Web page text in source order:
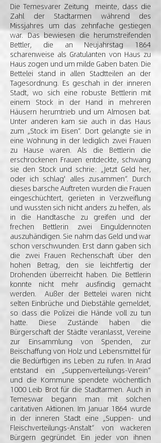
Die Temesvarer Zeitung meinte, dass die
Zahl der Stadtarmen während des
Missjahres um das zehnfache gestiegen
war. Das bewiesen die herumstreifenden
Bettler, die an Neujahrstag 1864
scharenweise als Gratulanten von Haus zu
Haus zogen und um milde Gaben baten. Die
Bettelei stand in allen Stadtteilen an der
Tagesordnung. Es geschah in der inneren
Stadt, wo sich eine robuste Bettlerin mit
einem Stock in der Hand in mehreren
Häusern herumtrieb und um Almosen bat.
Unter anderen kam sie auch in das Haus
zum „Stock im Eisen“. Dort gelangte sie in
eine Wohnung in der lediglich zwei Frauen
zu Hause waren. Als die Bettlerin die
erschrockenen Frauen entdeckte, schwang
sie den Stock und schrie: „Jetzt Geld her,
oder ich schlag' alles zusammen“. Durch
dieses barsche Auftreten wurden die Frauen
eingeschüchtert, gerieten in Verzweiflung
und wussten sich nicht anders zu helfen, als
in die Handtasche zu greifen und der
frechen Bettlerin zwei Einguldennoten
auszuhändigen. Sie nahm das Geld und war
schon verschwunden. Erst dann gaben sich
die zwei Frauen Rechenschaft über den
hohen Betrag, den sie leichtfertig der
Drohenden überreicht haben. Die Bettlerin
konnte nicht mehr ausfindig gemacht
werden. Außer der Bettelei waren nicht
selten Einbrüche und Diebstähle gemeldet,
so dass die Polizei die Hände voll zu tun
hatte. Diese Zustände haben die
Bürgerschaft der Städte veranlasst, Vereine
zur Einsammlung von Spenden, zur
Beischaffung von Holz und Lebensmittel für
die Bedürftigen ins Leben zu rufen. In Arad
entstand ein „Suppenverteilungs-Verein“
und die Kommune spendete wöchentlich
1000 Leib Brot für die Stadtarmen. Auch in
Temeswar begann man mit solchen
caritativen Aktionen. Im Januar 1864 wurde
in der inneren Stadt eine „Suppen- und
Fleischverteilungs-Anstalt“ von wackeren
Bürgern gegründet. Ein jeder von ihnen